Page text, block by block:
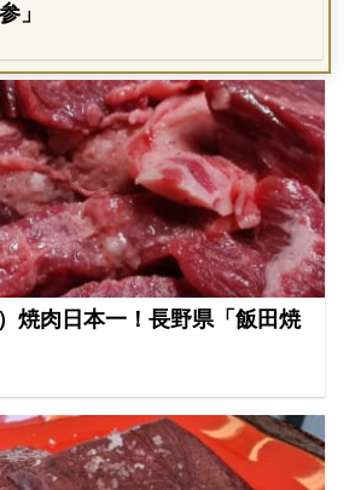
」
焼肉日本一！長野県「飯田焼